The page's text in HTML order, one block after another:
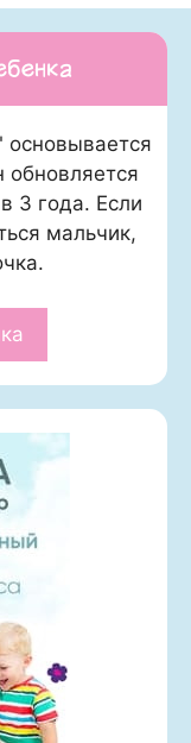
основывается
3 года. Если
мальчик,